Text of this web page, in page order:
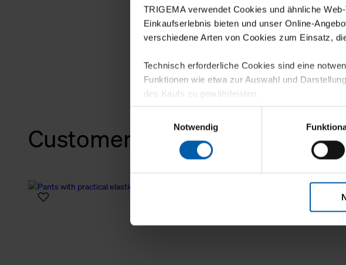
TRIGEMA verwendet Cookies und ähnliche
Einkaufserlebnis bieten und unser Online-
verschiedene Arten von Cookies zum Einsatz,
Technisch erforderliche Cookies sind eine
Funktionen wie etwa zur Auswahl und
des Kaufs zu gewährleisten.
Für die Darstellung personalisierter Angebote,
sowie für Marketing-, Statistik- und Tracking-
personenbezogene Informationen. Diese
Klicken Sie auf "Alle erlauben", damit wir alle
verwenden dürfen. Über die jeweiligen
Notwendig
Customers also bought